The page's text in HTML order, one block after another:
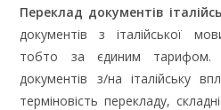
Переклад документів
документів з італійської
тобто за єдиним тарифом.
документів з/на італійську
терміновість перекладу,